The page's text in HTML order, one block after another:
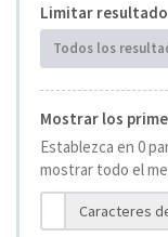
Limitar
Todos los
Mostrar los
Establezca en 0
mostrar todo el
Caracteres